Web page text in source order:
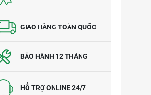
GIAO HÀNG TOÀN QUỐC
BẢO HÀNH 12 THÁNG
HỖ TRỢ ONLINE 24/7